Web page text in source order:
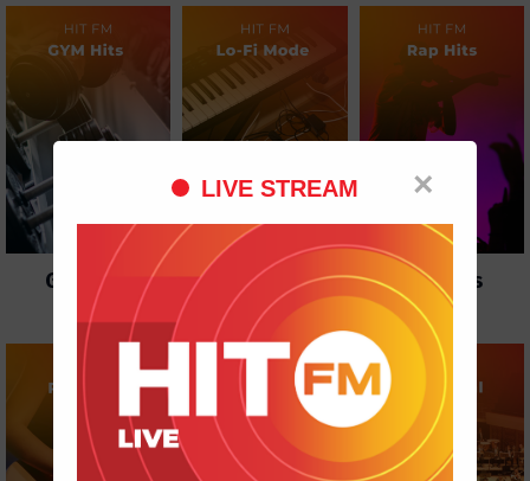
×
LIVE STREAM
Gym Hits Lo-Fi Mode Rap Hits